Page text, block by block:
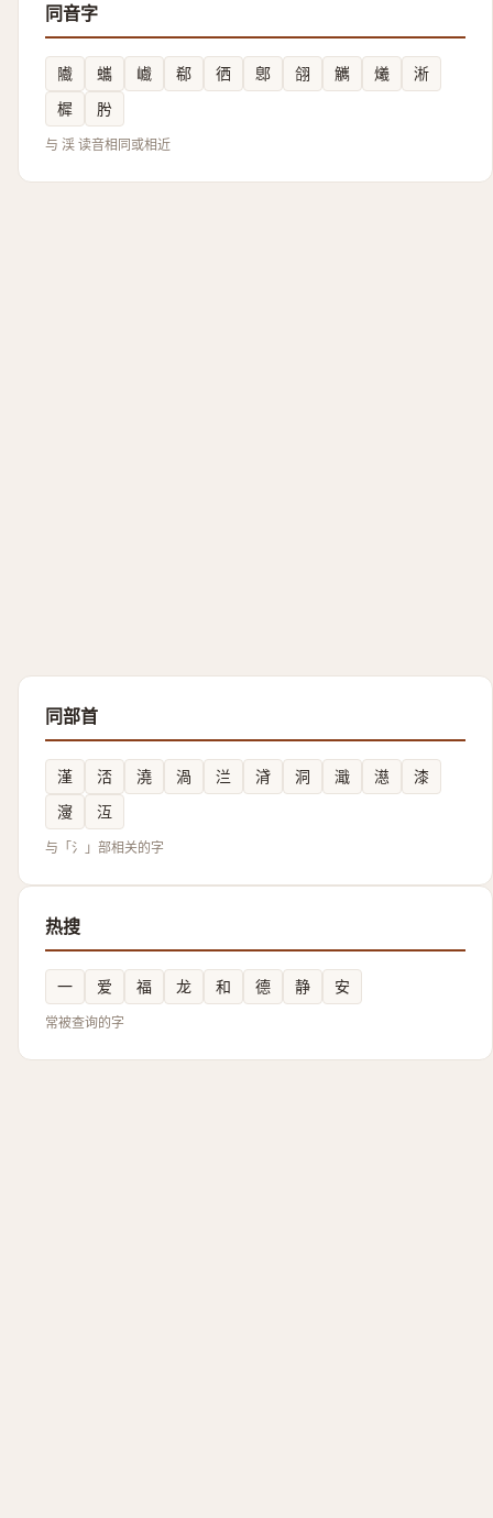
同音字
隵 蠵 巇 郗 徆 鄎 翖 觽 爔
淅
樨
肹
与 渓 读音相同或相近
同部首
漌 㳪 澆 渦 㳕 浳 洞 濈 濨
漆
濅
沍
与「氵」部相关的字
热搜
一 爱 福 龙 和 德 静 安
常被查询的字